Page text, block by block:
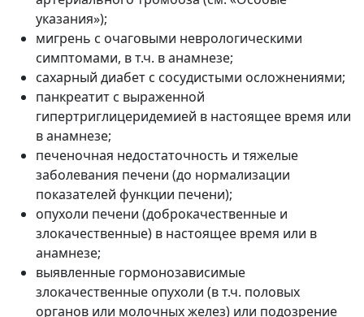
указания»);
мигрень с очаговыми неврологическими
симптомами, в т.ч. в анамнезе;
сахарный диабет с сосудистыми осложнениями;
панкреатит с выраженной
гипертриглицеридемией в настоящее время или
в анамнезе;
печеночная недостаточность и тяжелые
заболевания печени (до нормализации
показателей функции печени);
опухоли печени (доброкачественные и
злокачественные) в настоящее время или в
анамнезе;
выявленные гормонозависимые
злокачественные опухоли (в т.ч. половых
органов или молочных желез) или подозрение